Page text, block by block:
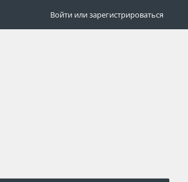
Войти или зарегистрироваться